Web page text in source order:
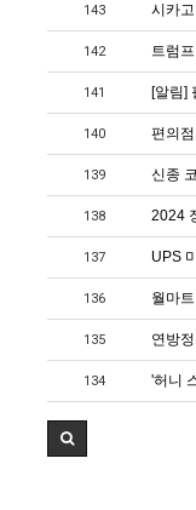
143 시카
142 트럼
141 [알림]
140 편의
139 신종
138 2024
137 UPS
136 월마
135 연방
134 '허니